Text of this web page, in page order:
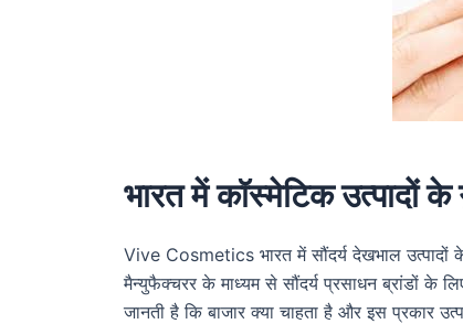
भारत में कॉस्मेटिक उत्पादों के
Vive Cosmetics भारत में सौंदर्य देखभाल उत्पादों
मैन्युफैक्चरर के माध्यम से सौंदर्य प्रसाधन ब्रांडों के
जानती है कि बाजार क्या चाहता है और इस प्रकार